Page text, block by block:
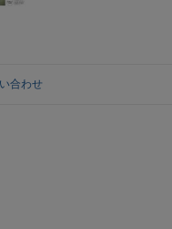
合わせ